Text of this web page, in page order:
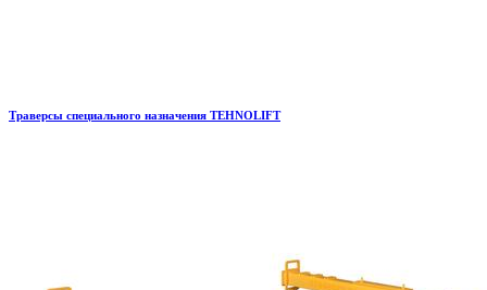
Траверсы специального назначения TEHNOLIFT